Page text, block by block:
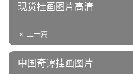
现货挂画图片高清
上一篇
中国奇谭挂画图片